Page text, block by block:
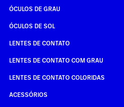
ÓCULOS DE GRAU
ÓCULOS DE SOL
LENTES DE CONTATO
LENTES DE CONTATO COM GRAU
LENTES DE CONTATO COLORIDAS
ACESSÓRIOS